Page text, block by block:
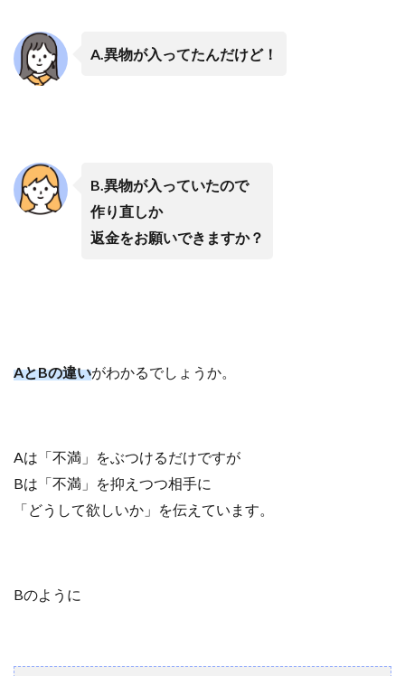
A.異物が入ってたんだけど！
B.異物が入っていたので
作り直しか
返金をお願いできますか？
AとBの違いがわかるでしょうか。
Aは「不満」をぶつけるだけですが
Bは「不満」を抑えつつ相手に
「どうして欲しいか」を伝えています。
Bのように